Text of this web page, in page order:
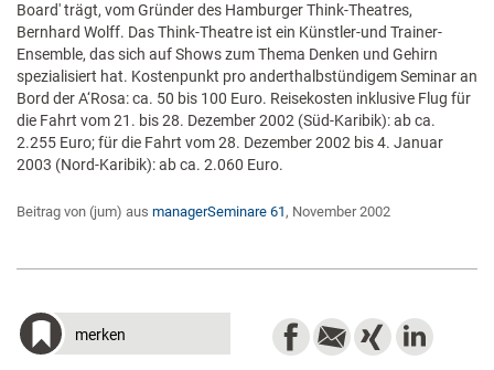
Board' trägt, vom Gründer des Hamburger Think-Theatres,
Bernhard Wolff. Das Think-Theatre ist ein Künstler-und Trainer-
Ensemble, das sich auf Shows zum Thema Denken und Gehirn
spezialisiert hat. Kostenpunkt pro anderthalbstündigem Seminar an
Bord der A‘Rosa: ca. 50 bis 100 Euro. Reisekosten inklusive Flug für
die Fahrt vom 21. bis 28. Dezember 2002 (Süd-Karibik): ab ca.
2.255 Euro; für die Fahrt vom 28. Dezember 2002 bis 4. Januar
2003 (Nord-Karibik): ab ca. 2.060 Euro.
Beitrag von (jum) aus managerSeminare 61, November 2002
merken